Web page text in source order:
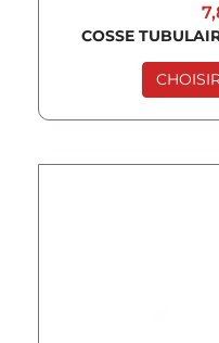
COSSE